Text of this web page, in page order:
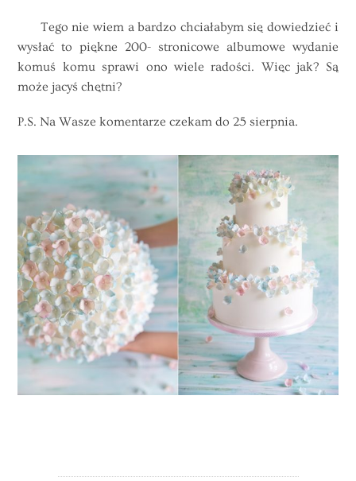
Tego nie wiem a bardzo chciałabym się dowiedzieć i
wysłać to piękne 200- stronicowe albumowe wydanie
komuś komu sprawi ono wiele radości. Więc jak? Są
może jacyś chętni?
P.S. Na Wasze komentarze czekam do 25 sierpnia.